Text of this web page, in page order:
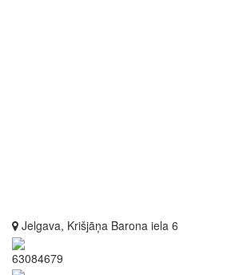
Jelgava, Krišjāņa Barona iela 6
63084679